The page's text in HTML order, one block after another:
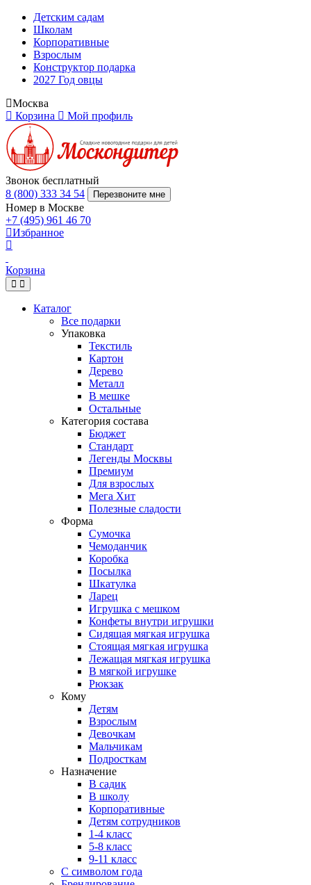
Детским садам
Школам
Корпоративные
Взрослым
Конструктор подарка
2027 Год овцы
Москва
Корзина
Мой профиль
Звонок бесплатный
8 (800) 333 34 54
Перезвоните мне
Номер в Москве
+7 (495) 961 46 70
Избранное
Корзина
Каталог
Все подарки
Упаковка
Текстиль
Картон
Дерево
Металл
В мешке
Остальные
Категория состава
Бюджет
Стандарт
Легенды Москвы
Премиум
Для взрослых
Мега Хит
Полезные сладости
Форма
Сумочка
Чемоданчик
Коробка
Посылка
Шкатулка
Ларец
Игрушка с мешком
Конфеты внутри игрушки
Сидящая мягкая игрушка
Стоящая мягкая игрушка
Лежащая мягкая игрушка
В мягкой игрушке
Рюкзак
Кому
Детям
Взрослым
Девочкам
Мальчикам
Подросткам
Назначение
В садик
В школу
Корпоративные
Детям сотрудников
1-4 класс
5-8 класс
9-11 класс
С символом года